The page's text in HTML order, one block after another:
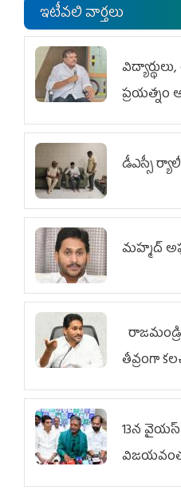
ఇటీవలి వార్తలు
ప్రయత్నం
డీఎస్సీ
మహ్మద్‌
తీవ్రంగా
13న